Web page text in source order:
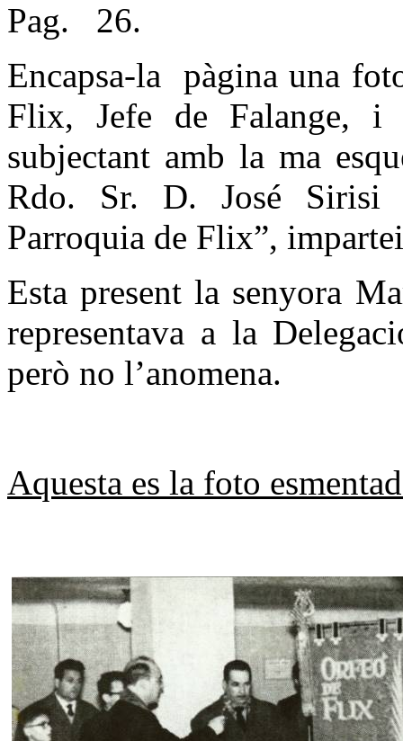
Pag.
26.
Encapsa-la
pàgina una
Flix, Jefe de Falange, i
subjectant amb la ma
Rdo. Sr. D. José Sirisi
Parroquia de Flix”,
Esta present la senyora
representava a la
però no l’anomena.
Aquesta es la foto